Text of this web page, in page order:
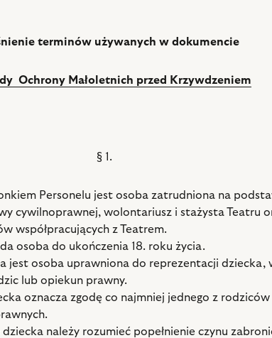
terminów używanych w dokumencie
Ochrony Małoletnich przed Krzywdzeniem
§ 1.
Personelu jest osoba zatrudniona na
cywilnoprawnej, wolontariusz i stażysta Teatru
współpracujących z Teatrem.
osoba do ukończenia 18. roku życia.
jest osoba uprawniona do reprezentacji dziecka,
lub opiekun prawny.
oznacza zgodę co najmniej jednego z rodziców
należy rozumieć popełnienie czynu